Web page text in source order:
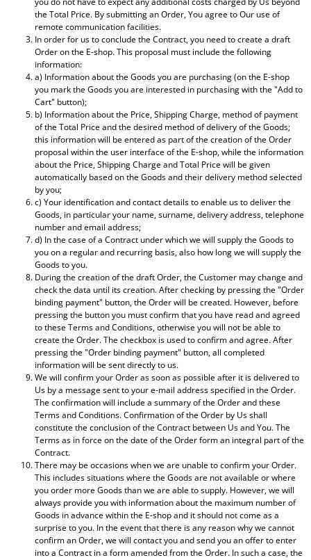
the Total Price. By submitting an Order, You agree to Our use of
remote communication facilities.
In order for us to conclude the Contract, you need to create a draft
Order on the E-shop. This proposal must include the following
information:
a) Information about the Goods you are purchasing (on the E-shop
you mark the Goods you are interested in purchasing with the "Add to
Cart" button);
b) Information about the Price, Shipping Charge, method of payment
of the Total Price and the desired method of delivery of the Goods;
this information will be entered as part of the creation of the Order
proposal within the user interface of the E-shop, while the information
about the Price, Shipping Charge and Total Price will be given
automatically based on the Goods and their delivery method selected
by you;
c) Your identification and contact details to enable us to deliver the
Goods, in particular your name, surname, delivery address, telephone
number and email address;
d) In the case of a Contract under which we will supply the Goods to
you on a regular and recurring basis, also how long we will supply the
Goods to you.
During the creation of the draft Order, the Customer may change and
check the data until its creation. After checking by pressing the "Order
binding payment" button, the Order will be created. However, before
pressing the button you must confirm that you have read and agreed
to these Terms and Conditions, otherwise you will not be able to
create the Order. The checkbox is used to confirm and agree. After
pressing the "Order binding payment" button, all completed
information will be sent directly to us.
We will confirm your Order as soon as possible after it is delivered to
Us by a message sent to your e-mail address specified in the Order.
The confirmation will include a summary of the Order and these
Terms and Conditions. Confirmation of the Order by Us shall
constitute the conclusion of the Contract between Us and You. The
Terms as in force on the date of the Order form an integral part of the
Contract.
There may be occasions when we are unable to confirm your Order.
This includes situations where the Goods are not available or where
you order more Goods than we are able to supply. However, we will
always provide you with information about the maximum number of
Goods in advance within the E-shop and it should not come as a
surprise to you. In the event that there is any reason why we cannot
confirm an Order, we will contact you and send you an offer to enter
into a Contract in a form amended from the Order. In such a case, the